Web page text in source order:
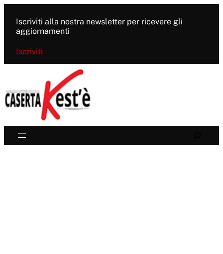
contenuto
Iscriviti alla nostra newsletter per ricevere gli
aggiornamenti
Iscriviti